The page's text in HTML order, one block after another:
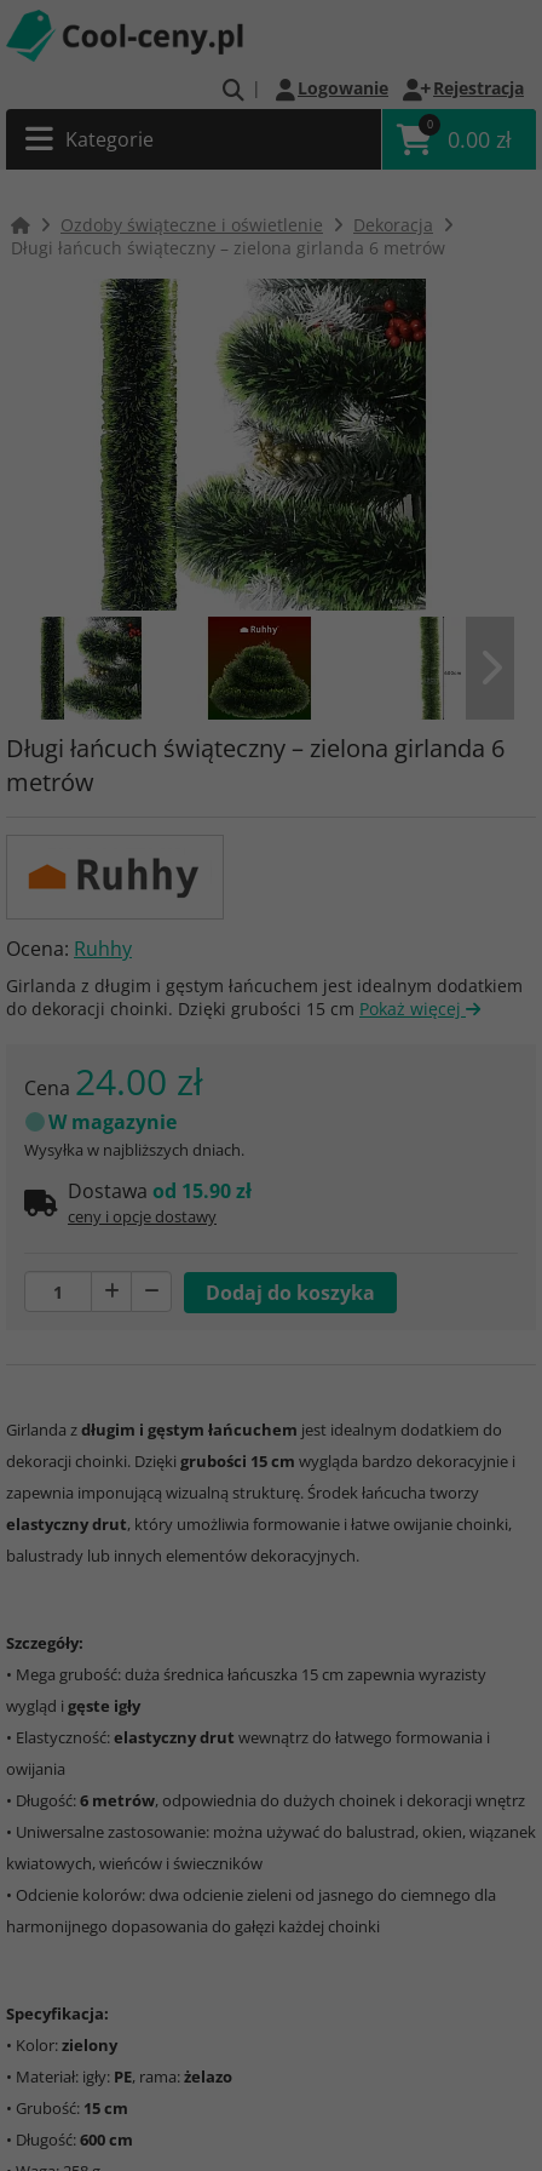
| Logowanie Rejestracja
Kategorie
0
0.00 zł
Ozdoby świąteczne i oświetlenie
Dekoracja
Długi łańcuch świąteczny – zielona girlanda 6 metrów
Długi łańcuch świąteczny – zielona girlanda 6
metrów
Ocena: Ruhhy
Girlanda z długim i gęstym łańcuchem jest idealnym dodatkiem
do dekoracji choinki. Dzięki grubości 15 cm Pokaż więcej
Cena 24.00 zł
W magazynie
Wysyłka w najbliższych dniach.
Dostawa od 15.90 zł
ceny i opcje dostawy
Girlanda zdługim i gęstym łańcuchem jest idealnym dodatkiem do
dekoracji choinki. Dzięki grubości 15 cm wygląda bardzo dekoracyjnie i
zapewnia imponującą wizualną strukturę. Środek łańcucha tworzy
elastyczny drut, który umożliwia formowanie i łatwe owijanie choinki,
balustrady lub innych elementów dekoracyjnych.
Szczegóły:
• Mega grubość: duża średnica łańcuszka 15 cm zapewnia wyrazisty
wygląd i gęste igły
• Elastyczność:elastyczny drut wewnątrz do łatwego formowania i
owijania
• Długość:6 metrów, odpowiednia do dużych choinek i dekoracji wnętrz
• Uniwersalne zastosowanie: można używać do balustrad, okien, wiązanek
kwiatowych, wieńców i świeczników
• Odcienie kolorów: dwa odcienie zieleni od jasnego do ciemnego dla
harmonijnego dopasowania do gałęzi każdej choinki
Specyfikacja:
• Kolor:zielony
• Materiał: igły: PE, rama:żelazo
• Grubość: 15 cm
• Długość:600 cm